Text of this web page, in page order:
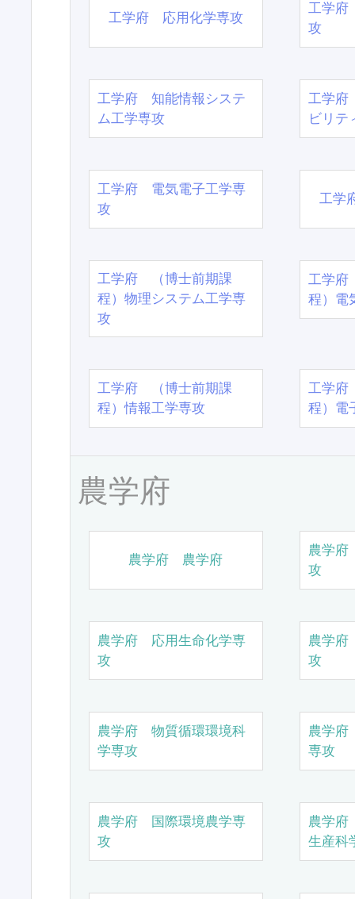
工学府 応用化学専攻
工学府
攻
工学府 知能情報システ
ム工学専攻
工学府
ビリテ
工学府 電気電子工学専
攻
工学
工学府 （博士前期課
程）物理システム工学専
攻
工学
程）電
工学府 （博士前期課
程）情報工学専攻
工学
程）電
農学府
農学府 農学府
農学
攻
農学府 応用生命化学専
攻
農学
攻
農学府 物質循環環境科
学専攻
農学
専攻
農学府 国際環境農学専
攻
農学
生産科